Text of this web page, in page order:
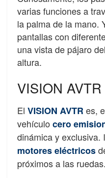
varias funciones a
la palma de la mano.
pantallas con
una vista de pájaro
altura.
VISION
El VISION AVTRes,
vehículo cero
dinámica y exclusiva.
motores eléctricos
próximos a las ruedas.